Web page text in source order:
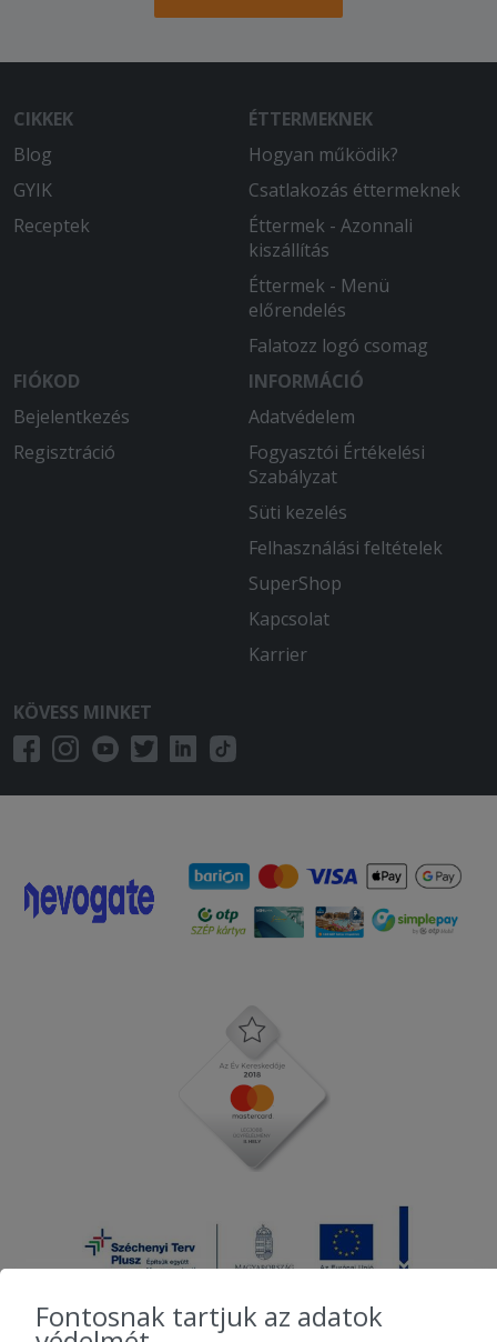
CIKKEK
Blog
GYIK
Receptek
ÉTTERMEKNEK
Hogyan működik?
Csatlakozás éttermeknek
Éttermek - Azonnali
kiszállítás
Éttermek - Menü
előrendelés
Falatozz logó csomag
FIÓKOD
Bejelentkezés
Regisztráció
INFORMÁCIÓ
Adatvédelem
Fogyasztói Értékelési
Szabályzat
Süti kezelés
Felhasználási feltételek
SuperShop
Kapcsolat
Karrier
KÖVESS MINKET
Fontosnak tartjuk az adatok